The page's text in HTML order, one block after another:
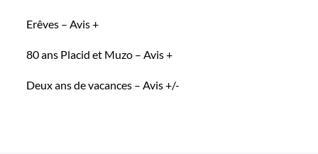
Erêves – Avis +
80 ans Placid et Muzo – Avis +
Deux ans de vacances – Avis +/-